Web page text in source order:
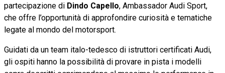
partecipazione di Dindo Capello, Ambassador Audi Sport,
che offre l’opportunità di approfondire curiosità e tematiche
legate al mondo del motorsport.
Guidati da un team italo-tedesco di istruttori certificati Audi,
gli ospiti hanno la possibilità di provare in pista i modelli